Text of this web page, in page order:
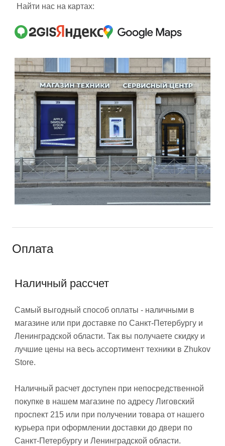
Найти нас на картах:
Оплата
Наличный рассчет
Самый выгодный способ оплаты - наличными в
магазине или при доставке по Санкт-Петербургу и
Ленинградской области. Так вы получаете скидку и
лучшие цены на весь ассортимент техники в Zhukov
Store.
Наличный расчет доступен при непосредственной
покупке в нашем магазине по адресу Лиговский
проспект 215 или при получении товара от нашего
курьера при оформлении доставки до двери по
Санкт-Петербургу и Ленинградской области.